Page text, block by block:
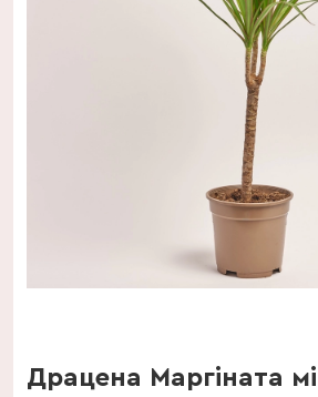
Драцена Маргіната